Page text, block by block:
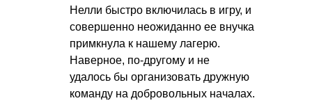
Нелли быстро включилась в игру, и
совершенно неожиданно ее внучка
примкнула к нашему лагерю.
Наверное, по-другому и не
удалось бы организовать дружную
команду на добровольных началах.